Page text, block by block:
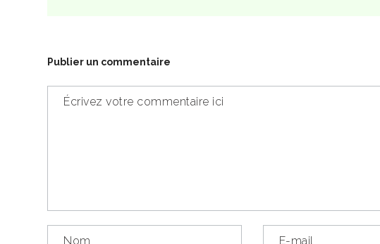
Publier un commentaire